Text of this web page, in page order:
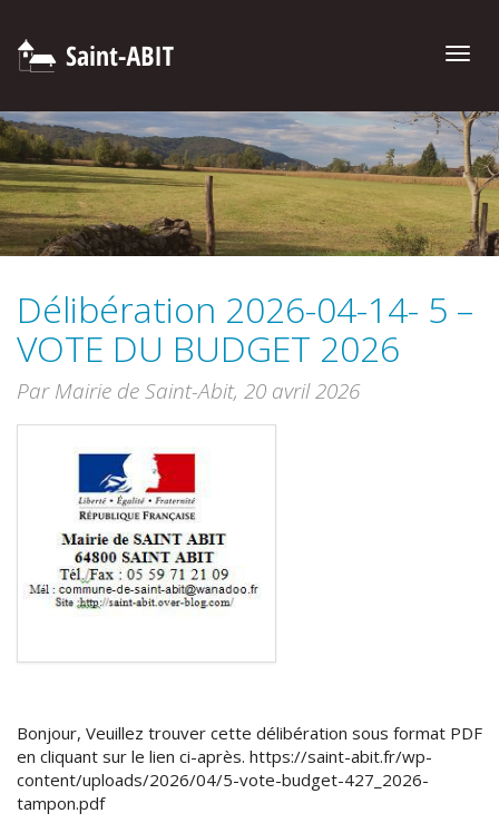
Toggle
Délibération 2026-04-14- 5 –
VOTE DU BUDGET 2026
Par Mairie de Saint-Abit, 20 avril 2026
Bonjour, Veuillez trouver cette délibération sous format PDF
en cliquant sur le lien ci-après. https://saint-abit.fr/wp-
content/uploads/2026/04/5-vote-budget-427_2026-
tampon.pdf